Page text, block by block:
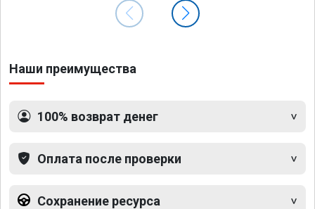
Наши преимущества
100% возврат денег
Оплата после проверки
Сохранение ресурса